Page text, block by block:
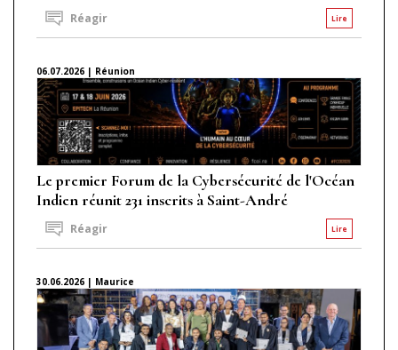
Lire
Réagir
06.07.2026 | Réunion
Le premier Forum de la Cybersécurité de l'Océan
Indien réunit 231 inscrits à Saint-André
Lire
Réagir
30.06.2026 | Maurice